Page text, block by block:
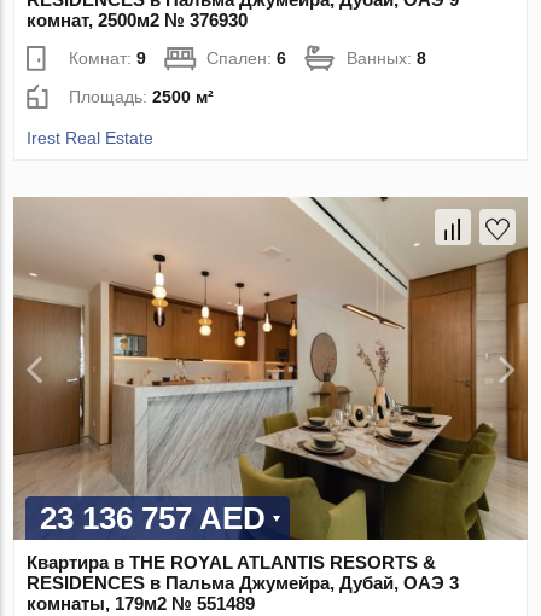
комнат, 2500м2 № 376930
Комнат:9 Спален:6 Ванных:8
Площадь:2500 м²
Irest Real Estate
23 136 757 AED
Квартира в THE ROYAL ATLANTIS RESORTS &
RESIDENCES в Пальма Джумейра, Дубай, ОАЭ 3
комнаты, 179м2 № 551489